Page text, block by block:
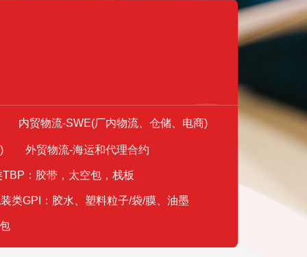
内贸物流-SWE(厂内物流、仓储、电商)
外贸物流-海运和代理合约
TBP：胶带，太空包，栈板
类GPI：胶水、塑料粒子/袋/膜、油墨